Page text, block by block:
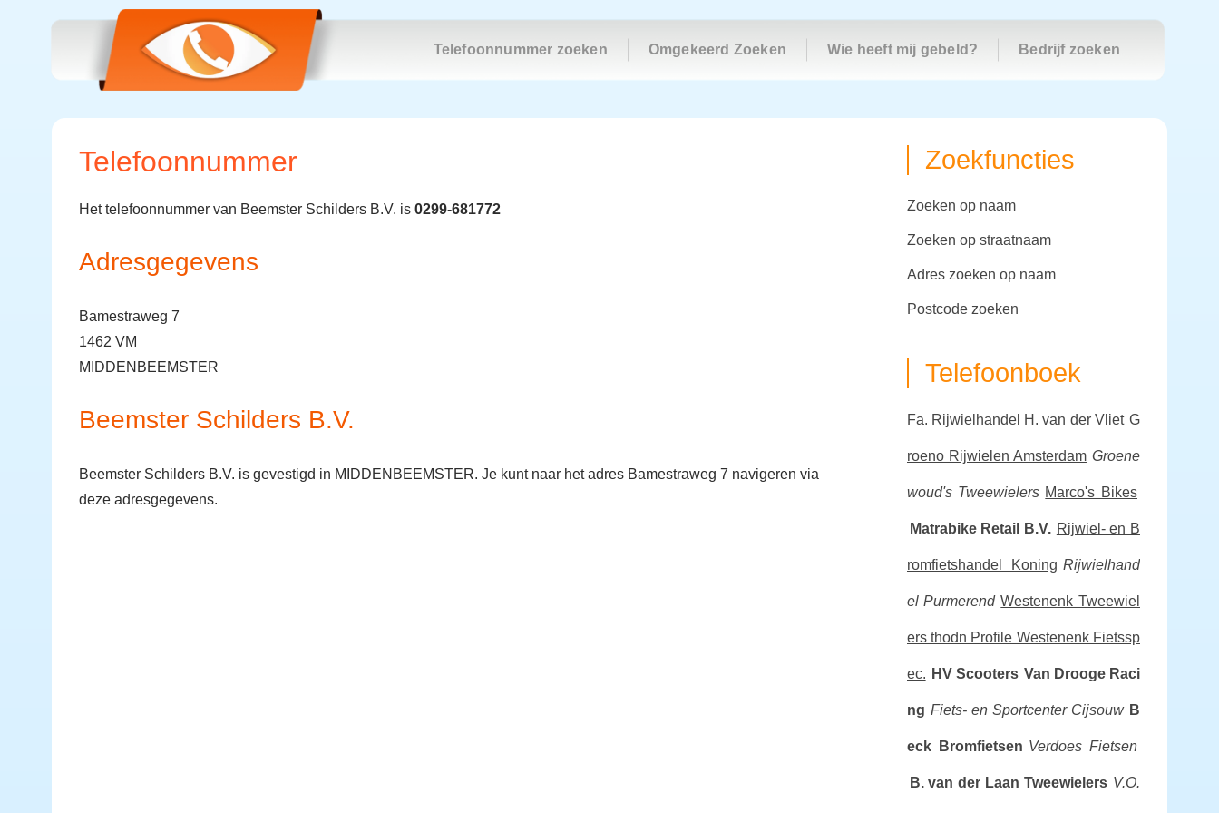
Telefoonnummer zoeken Omgekeerd Zoeken Wie heeft mij gebeld? Bedrijf zoeken
Telefoonnummer
Het telefoonnummer van Beemster Schilders B.V. is 0299-681772
Adresgegevens
Bamestraweg 7
1462 VM
MIDDENBEEMSTER
Beemster Schilders B.V.
Beemster Schilders B.V. is gevestigd in MIDDENBEEMSTER. Je kunt naar het adres Bamestraweg 7 navigeren via
deze adresgegevens.
Zoekfuncties
zoeken op naam
zoeken op straatnaam
adres zoeken op naam
postcode zoeken
Telefoonboek
Fa. Rijwielhandel H. van der Vliet G
roeno Rijwielen Amsterdam Groene
woud's Tweewielers Marco's Bikes
Matrabike Retail B.V. Rijwiel- en B
romfietshandel Koning Rijwielhand
el Purmerend Westenenk Tweewiel
ers thodn Profile Westenenk Fietssp
ec. HV Scooters Van Drooge Raci
ng Fiets- en Sportcenter Cijsouw B
eck Bromfietsen Verdoes Fietsen
B. van der Laan Tweewielers V.O.